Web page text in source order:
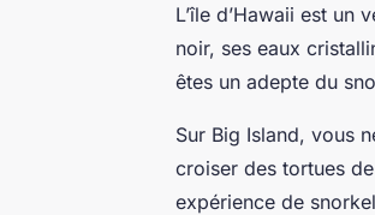
L’île d’Hawaii est
noir, ses eaux
êtes un adepte du
Sur Big Island, vous
croiser des tortues
expérience de